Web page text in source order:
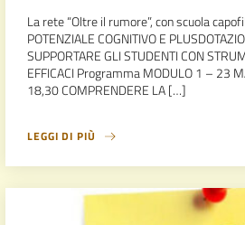
La rete “Oltre il rumore”, con scuola
POTENZIALE COGNITIVO E
SUPPORTARE GLI STUDENTI CON
EFFICACI Programma MODULO 1 – 23
18,30 COMPRENDERE LA […]
LEGGI DI PIÙ